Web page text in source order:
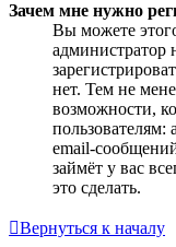
Зачем мне нужно
Вы можете
нет. Тем не
возможности,
пользователям:
email-
займёт у вас
это сделать.
Вернуться к началу